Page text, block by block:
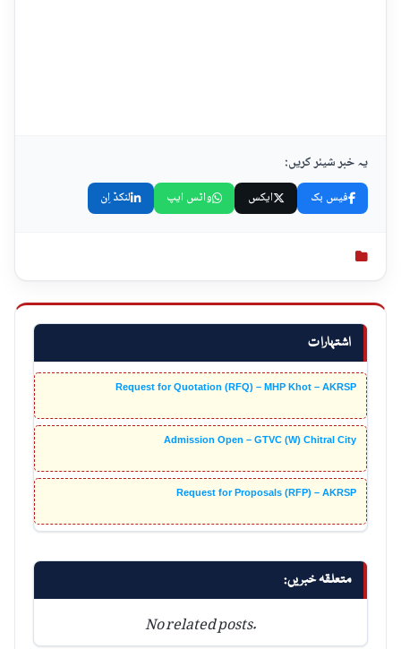
اشتہارات
Request for Quotation (RFQ) – MHP Khot – AKRSP
Admission Open – GTVC (W) Chitral City
Request for Proposals (RFP) – AKRSP
متعلقہ خبریں:
No related posts.
یہ خبر شیئر کریں:
فیس بک ایکس واٹس ایپ لنکڈ اِن